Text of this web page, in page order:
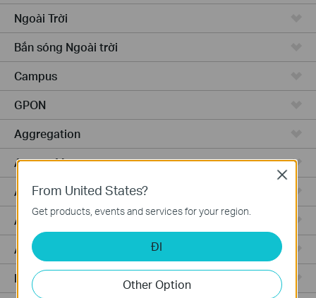
Ngoài Trời
Bắn sóng Ngoài trời
Campus
GPON
Aggregation
Access Max
Access Pro
Access
Access Plus
Router Có Dây
From United States?
Get products, events and services for your region.
ĐI
Other Option
Close